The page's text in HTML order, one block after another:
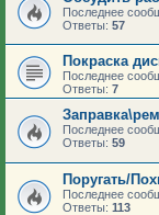
Последнее
Ответы: 57
Покраска
Последнее
Ответы: 7
Последнее
Ответы: 59
Поругать/
Последнее
Ответы: 113